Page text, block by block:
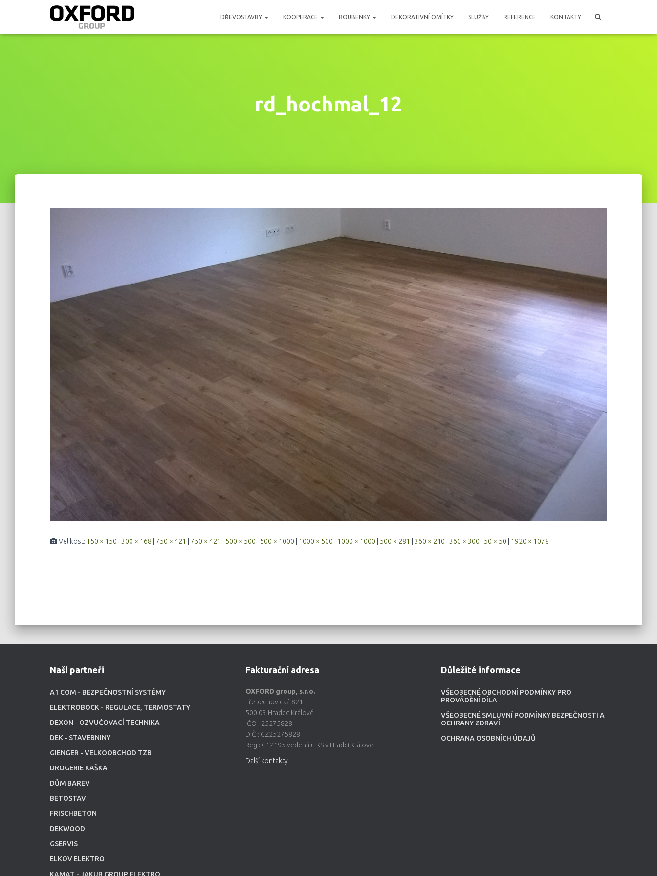
DŘEVOSTAVBY KOOPERACE ROUBENKY DEKORATIVNÍ OMÍTKY SLUŽBY REFERENCE KONTAKTY
rd_hochmal_12
Velikost: 150 × 150 300 × 168 750 × 421 750 × 421 500 × 500 500 × 1000 1000 × 500 1000 × 1000 500 × 281 360 × 240 360 × 300 50 × 50 1920 × 1078
Naši partneři
A1 COM - BEZPEČNOSTNÍ SYSTÉMY
ELEKTROBOCK - REGULACE, TERMOSTATY
DEXON - OZVUČOVACÍ TECHNIKA
DEK - STAVEBNINY
GIENGER - VELKOOBCHOD TZB
DROGERIE KAŠKA
DŮM BAREV
BETOSTAV
FRISCHBETON
DEKWOOD
GSERVIS
ELKOV ELEKTRO
KAMAT - JAKUB GROUP ELEKTRO
Fakturační adresa
OXFORD group, s.r.o.
Třebechovická 821
500 03 Hradec Králové
IČO : 25275828
DIČ : CZ25275828
Reg.: C12195 vedená u KS v Hradci Králové
Další kontakty
Důležité informace
VŠEOBECNÉ OBCHODNÍ PODMÍNKY PRO
PROVÁDĚNÍ DÍLA
VŠEOBECNÉ SMLUVNÍ PODMÍNKY BEZPEČNOSTI A
OCHRANY ZDRAVÍ
OCHRANA OSOBNÍCH ÚDAJŮ